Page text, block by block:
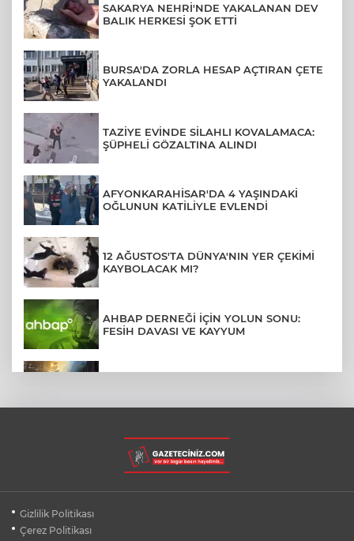
SAKARYA NEHRİ'NDE YAKALANAN DEV
BALIK HERKESİ ŞOK ETTİ
BURSA'DA ZORLA HESAP AÇTIRAN ÇETE
YAKALANDI
TAZİYE EVİNDE SİLAHLI KOVALAMACA:
ŞÜPHELİ GÖZALTINA ALINDI
AFYONKARAHİSAR'DA 4 YAŞINDAKİ
OĞLUNUN KATİLİYLE EVLENDİ
12 AĞUSTOS'TA DÜNYA'NIN YER ÇEKİMİ
KAYBOLACAK MI?
AHBAP DERNEĞİ İÇİN YOLUN SONU:
FESİH DAVASI VE KAYYUM
MENDERES BELEDİYE BAŞKANI İHRAÇ
TALEBİYLE DİSİPLİNE SEVK EDİLDİ
Gizlilik Politikası
Çerez Politikası